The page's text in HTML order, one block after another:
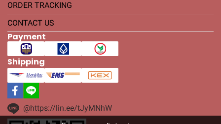
ORDER TRACKING
CONTACT US
Payment
Shipping
@https://lin.ee/tJyMNhW